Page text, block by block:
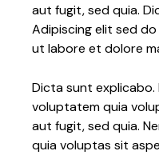
aut fugit, sed quia.
Adipiscing elit sed
ut labore et dolore
Dicta sunt explicabo.
voluptatem quia
aut fugit, sed quia.
quia voluptas sit